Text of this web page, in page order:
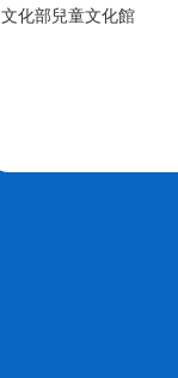
文化部兒童文化館